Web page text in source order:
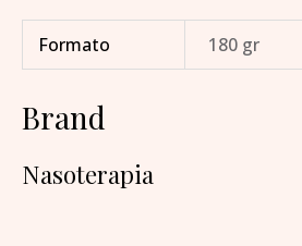
Formato 180 gr
Brand
Nasoterapia